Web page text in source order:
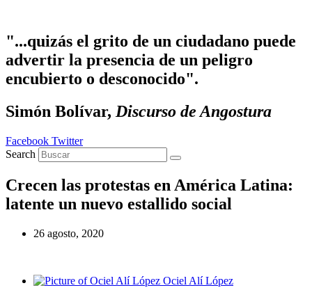
contenido
"...quizás el grito de un ciudadano puede
advertir la presencia de un peligro
encubierto o desconocido".
Simón Bolívar, Discurso de Angostura
Facebook Twitter
Search
Crecen las protestas en América Latina:
latente un nuevo estallido social
26 agosto, 2020
Ociel Alí López